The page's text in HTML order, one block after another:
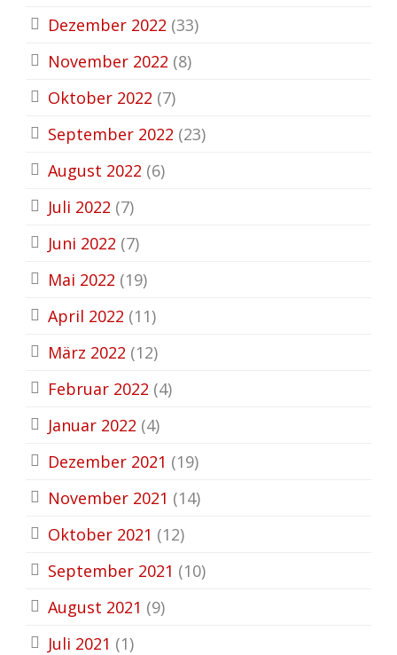
Dezember 2022 (33)
November 2022 (8)
Oktober 2022 (7)
September 2022 (23)
August 2022 (6)
Juli 2022 (7)
Juni 2022 (7)
Mai 2022 (19)
April 2022 (11)
März 2022 (12)
Februar 2022 (4)
Januar 2022 (4)
Dezember 2021 (19)
November 2021 (14)
Oktober 2021 (12)
September 2021 (10)
August 2021 (9)
Juli 2021 (1)